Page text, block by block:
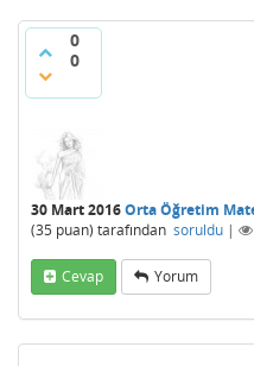
0
0
30 Mart 2016Orta Öğretim
(35 puan) tarafından soruldu |
Cevap Yorum